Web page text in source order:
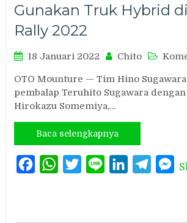
Gunakan Truk Hybrid
Rally 2022
18 Januari 2022 Chito
OTO Mounture — Tim Hino
pembalap Teruhito Sugawara
Hirokazu Somemiya,…
Baca selengkapnya
FacebookWhatsAppTwitterLine LinkedIn